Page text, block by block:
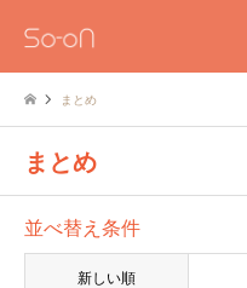
まとめ
まとめ
並べ替え条件
新しい順